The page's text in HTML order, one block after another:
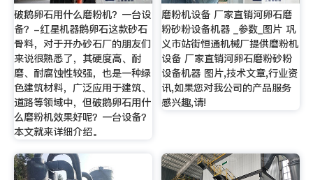
破鹅卵石用什么磨粉机？一台设
备？-红星机器鹅卵石这款砂石
骨料，对于开办砂石厂的朋友们
来说很熟悉了，其硬度高、耐
磨、耐腐蚀性较强，也是一种绿
色建筑材料，广泛应用于建筑、
道路等领域中，但破鹅卵石用什
么磨粉机效果好呢？一台设备？
本文就来详细介绍。
磨粉机设备 厂家直销河卵石磨
粉砂粉设备机器 _参数_图片 巩
义市站街恒通机械厂提供磨粉机
设备 厂家直销河卵石磨粉砂粉
设备机器 图片,技术文章,行业资
讯,如果您对我公司的产品服务
感兴趣,请!